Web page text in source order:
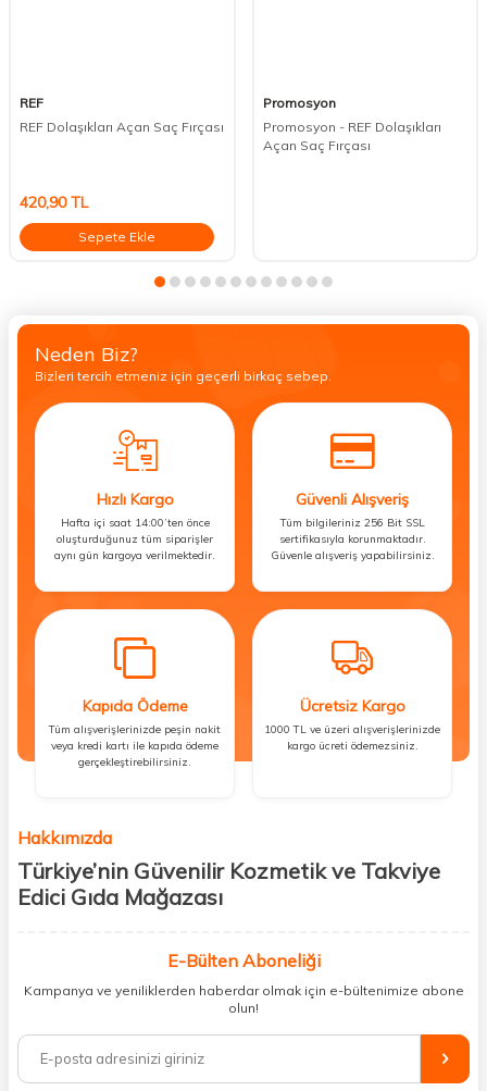
REF
REF Dolaşıkları Açan Saç Fırçası
420,90TL
Sepete Ekle
Promosyon
Promosyon - REF Dolaşıkları
Açan Saç Fırçası
Neden Biz?
Bizleri tercih etmeniz için geçerli birkaç sebep.
Hızlı Kargo
Hafta içi saat 14:00’ten önce
oluşturduğunuz tüm siparişler
aynı gün kargoya verilmektedir.
Güvenli Alışveriş
Tüm bilgileriniz 256 Bit SSL
sertifikasıyla korunmaktadır.
Güvenle alışveriş yapabilirsiniz.
Kapıda Ödeme
Tüm alışverişlerinizde peşin nakit
veya kredi kartı ile kapıda ödeme
gerçekleştirebilirsiniz.
Ücretsiz Kargo
1000 TL ve üzeri alışverişlerinizde
kargo ücreti ödemezsiniz.
Hakkımızda
Türkiye’nin Güvenilir Kozmetik ve Takviye
Edici Gıda Mağazası
kişisel bakım hem de takviye edici gıda ürünlerini sizlerle
buluşturuyoruz. Artık mağaza mağaza dolaşmanıza gerek yok;
ihtiyacınız olan her şeyi tek bir çatı altında topluyor ve kapınıza kadar
%100 orijinal kozmetik ve sağlık ürünleriyle güzelliğinizi tamamlayabilir,
vücudunuzu desteklemek için güvenilir takviye edici gıdalara
E-Bülten Aboneliği
Kampanya ve yeniliklerden haberdar olmak için e-bültenimize abone
olun!